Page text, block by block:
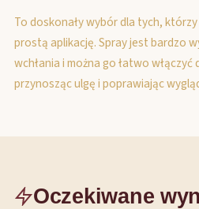
To doskonały wybór dla tych,
prostą aplikację. Spray jest bardzo
wchłania i można go łatwo
przynosząc ulgę i poprawiając
Oczekiwane